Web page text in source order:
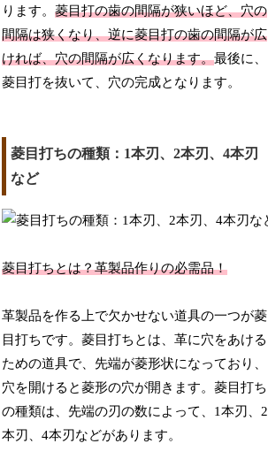
ります。菱目打の歯の間隔が狭いほど、穴の
間隔は狭くなり、逆に菱目打の歯の間隔が広
ければ、穴の間隔が広くなります。最後に、
菱目打を抜いて、穴の完成となります。
菱目打ちの種類：1本刃、2本刃、4本刃
など
菱目打ちとは？革製品作りの必需品！
革製品を作る上で欠かせない道具の一つが菱
目打ちです。菱目打ちとは、革に穴をあける
ための道具で、先端が菱形状になっており、
穴を開けると菱形の穴が開きます。菱目打ち
の種類は、先端の刃の数によって、1本刃、2
本刃、4本刃などがあります。